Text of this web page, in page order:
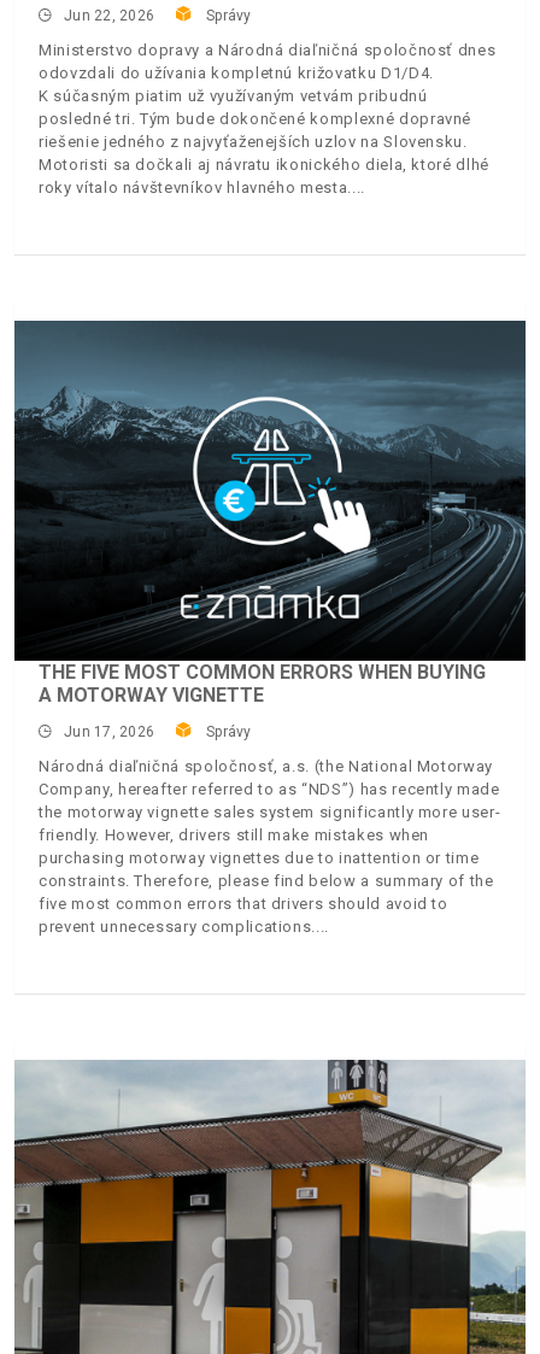
Jun 22, 2026 Správy
Ministerstvo dopravy a Národná diaľničná spoločnosť dnes
odovzdali do užívania kompletnú križovatku D1/D4.
K súčasným piatim už využívaným vetvám pribudnú
posledné tri. Tým bude dokončené komplexné dopravné
riešenie jedného z najvyťaženejších uzlov na Slovensku.
Motoristi sa dočkali aj návratu ikonického diela, ktoré dlhé
roky vítalo návštevníkov hlavného mesta.
THE FIVE MOST COMMON ERRORS WHEN BUYING
A MOTORWAY VIGNETTE
Jun 17, 2026 Správy
Národná diaľničná spoločnosť, a.s. (the National Motorway
Company, hereafter referred to as “NDS”) has recently made
the motorway vignette sales system significantly more user-
friendly. However, drivers still make mistakes when
purchasing motorway vignettes due to inattention or time
constraints. Therefore, please find below a summary of the
five most common errors that drivers should avoid to
prevent unnecessary complications.